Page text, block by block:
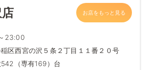
お店をもっと見る
23:00
区西宮の沢５条２丁目１１番２０号
（専有169）台